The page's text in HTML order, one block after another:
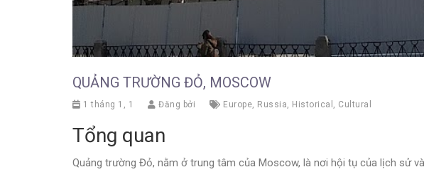
QUẢNG TRƯỜNG ĐỎ, MOSCOW
1 tháng 1, 1 Đăng bởi Europe, Russia, Historical , Cultural
Tổng quan
Quảng trường Đỏ, nằm ở trung tâm của Moscow, là nơi hội tụ của lịch sử